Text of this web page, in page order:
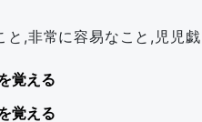
と,非常に容易なこと,児児戯
覚える
覚える